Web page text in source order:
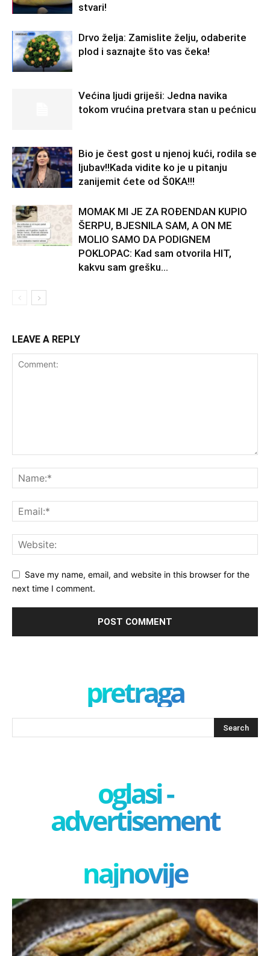
stvari!
Drvo želja: Zamislite želju, odaberite
plod i saznajte što vas čeka!
Većina ljudi griješi: Jedna navika
tokom vrućina pretvara stan u pećnicu
Bio je čest gost u njenoj kući, rodila se
ljubav!!Kada vidite ko je u pitanju
zanijemit ćete od Š0KA!!!
MOMAK MI JE ZA ROĐENDAN KUPIO
ŠERPU, BJESNILA SAM, A ON ME
MOLIO SAMO DA PODIGNEM
POKLOPAC: Kad sam otvorila HIT,
kakvu sam grešku...
LEAVE A REPLY
Save my name, email, and website in this browser for the
next time I comment.
pretraga
oglasi -
advertisement
najnovije